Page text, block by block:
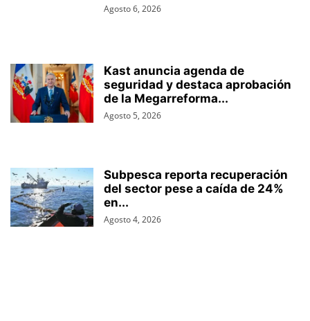
Agosto 6, 2026
Kast anuncia agenda de
seguridad y destaca aprobación
de la Megarreforma...
Agosto 5, 2026
Subpesca reporta recuperación
del sector pese a caída de 24%
en...
Agosto 4, 2026